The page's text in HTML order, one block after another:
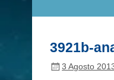
3921b-
3 Agosto